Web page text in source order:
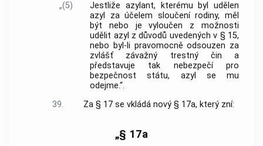
„(5)
Jestliže azylant, kterému byl udělen
azyl za účelem sloučení rodiny, měl
být nebo je vyloučen z možnosti
udělit azyl z důvodů uvedených v § 15,
nebo byl-li pravomocně odsouzen za
zvlášť závažný trestný čin a
představuje tak nebezpečí pro
bezpečnost státu, azyl se mu
odejme.“.
39.
Za § 17 se vkládá nový § 17a, který zní:
„§ 17a